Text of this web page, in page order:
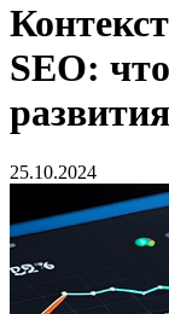
SEO:
25.10.2024